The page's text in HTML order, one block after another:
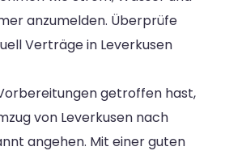
anzumelden. Überprüfe
Verträge in Leverkusen
getroffen hast,
von Leverkusen nach
angehen. Mit einer guten